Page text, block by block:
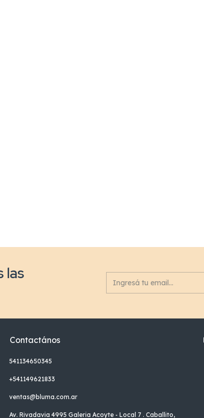
las
Contactános
541134650345
+541149621833
ventas@bluma.com.ar
Av. Rivadavia 4995 Galeria Acoyte - Local 7 . Caballito,